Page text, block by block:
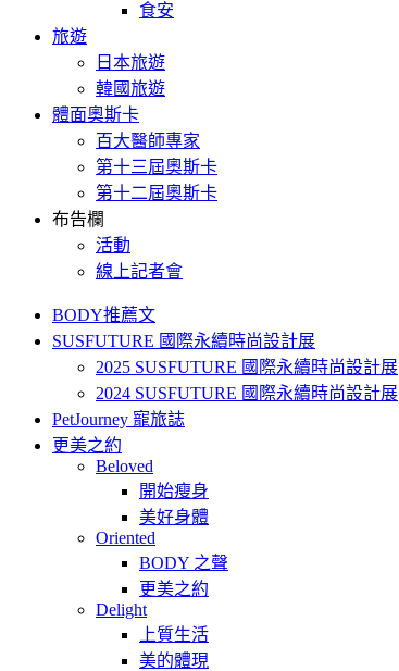
食安
旅遊
日本旅遊
韓國旅遊
體面奧斯卡
百大醫師專家
第十三屆奧斯卡
第十二屆奧斯卡
布告欄
活動
線上記者會
BODY推薦文
SUSFUTURE 國際永續時尚設計展
2025 SUSFUTURE 國際永續時尚設計展
2024 SUSFUTURE 國際永續時尚設計展
PetJourney 寵旅誌
更美之約
Beloved
開始瘦身
美好身體
Oriented
BODY 之聲
更美之約
Delight
上質生活
美的體現